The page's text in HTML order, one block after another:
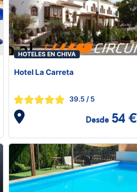
HOTELES EN CHIVA
Hotel La Carreta
39.5 / 5
Desde 54 €